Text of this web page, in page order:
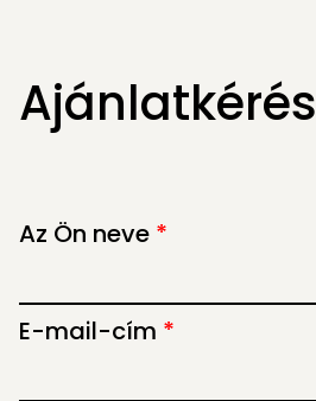
Ajánlatkérés
Az Ön neve *
E-mail-cím *